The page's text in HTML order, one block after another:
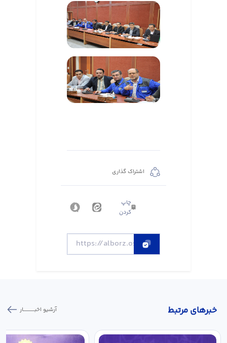
اشتراک گذاری
چاپ
کردن
خبر‌های مرتبط آرشیو اخبـــــــــــار